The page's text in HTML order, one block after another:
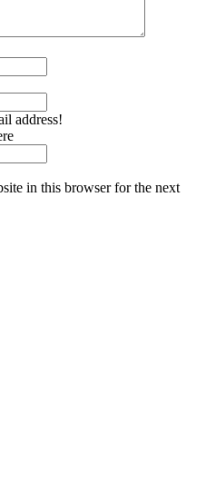
address!
in this browser for the next